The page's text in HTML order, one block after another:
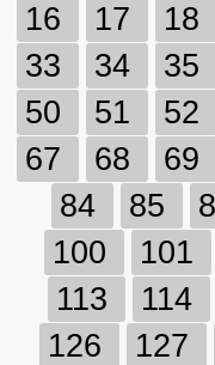
16
17 18
33
34 35
50
51 52
67
68 69
84
85
100
101
113
114
126
127